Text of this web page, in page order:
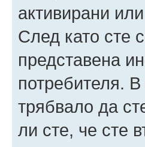
активирани
След като сте
представена
потребителя.
трябвало да
ли сте, че сте